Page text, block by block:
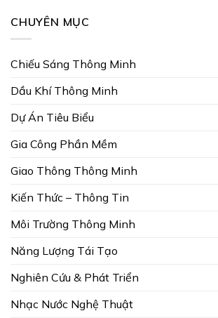
CHUYÊN MỤC
Chiếu Sáng Thông Minh
Dầu Khí Thông Minh
Dự Án Tiêu Biểu
Gia Công Phần Mềm
Giao Thông Thông Minh
Kiến Thức – Thông Tin
Môi Trường Thông Minh
Năng Lượng Tái Tạo
Nghiên Cứu & Phát Triển
Nhạc Nước Nghệ Thuật